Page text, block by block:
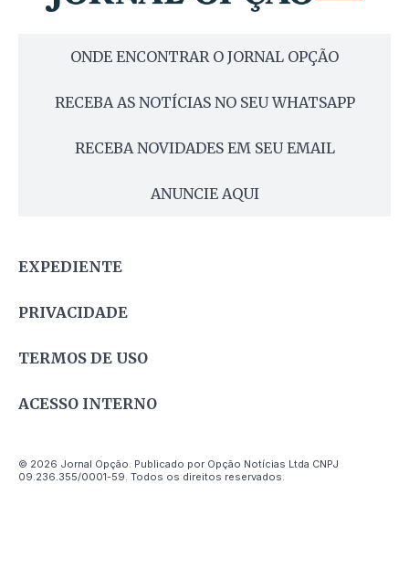
ONDE ENCONTRAR O JORNAL OPÇÃO
RECEBA AS NOTÍCIAS NO SEU WHATSAPP
RECEBA NOVIDADES EM SEU EMAIL
ANUNCIE AQUI
EXPEDIENTE
PRIVACIDADE
TERMOS DE USO
ACESSO INTERNO
© 2026 Jornal Opção. Publicado por Opção Notícias Ltda CNPJ
09.236.355/0001-59. Todos os direitos reservados.